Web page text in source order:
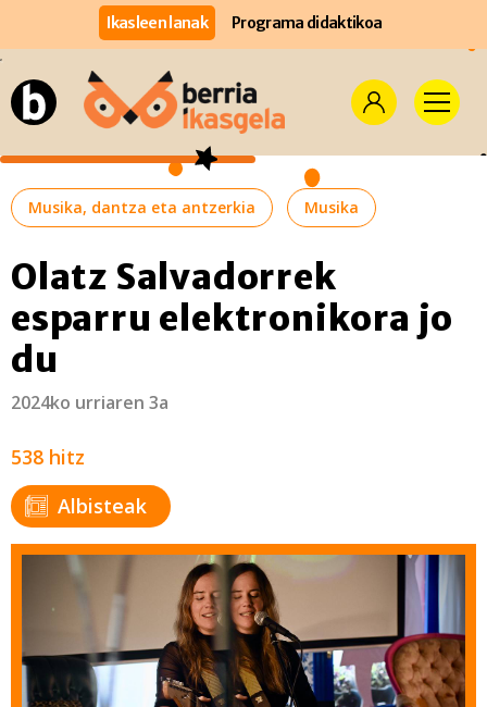
Ikasleen lanak Programa didaktikoa
Musika, dantza eta antzerkia Musika
Olatz Salvadorrek
esparru elektronikora jo
du
2024ko urriaren 3a
538 hitz
Albisteak